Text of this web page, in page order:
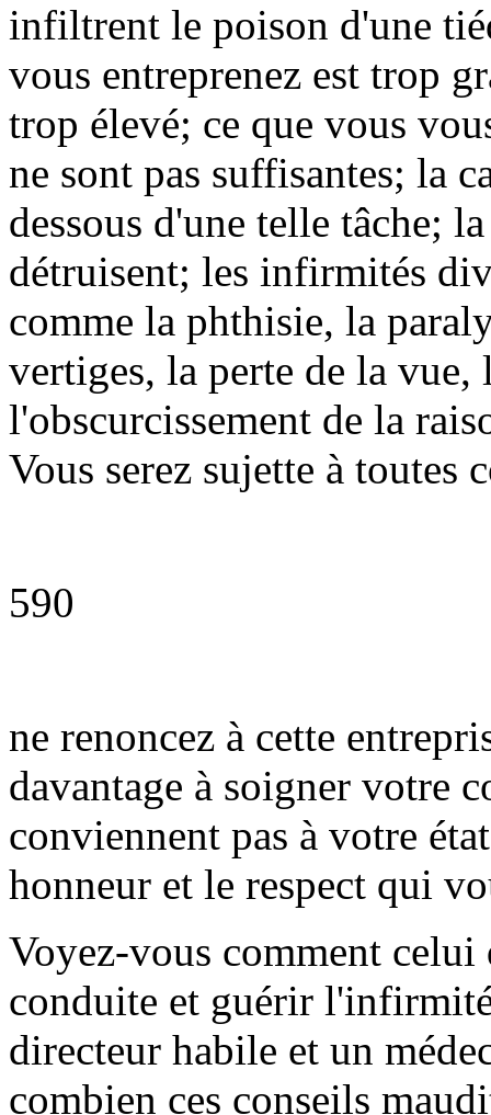
infiltrent le poison d'une
vous entreprenez est trop
trop élevé; ce que vous
ne sont pas suffisantes; la
dessous d'une telle tâche;
détruisent; les infirmités
comme la phthisie, la
vertiges, la perte de la vue,
l'obscurcissement de la
Vous serez sujette à toutes
590
ne renoncez à cette
davantage à soigner votre
conviennent pas à votre
honneur et le respect qui
Voyez-vous comment celui
conduite et guérir
directeur habile et un
combien ces conseils